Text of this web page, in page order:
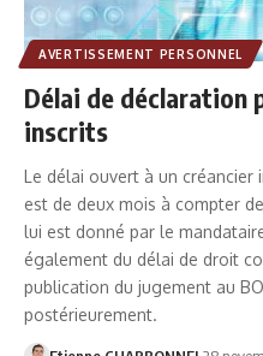
AVERTISSEMENT PERSONNEL
Délai de déclaration
inscrits
Le délai ouvert à un créancier
est de deux mois à compter
lui est donné par le
également du délai de droit
publication du jugement au
postérieurement.